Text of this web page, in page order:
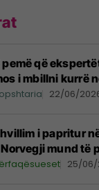
pemë që
i mbillni kurrë
22/06/
i papritur
Norvegji mund të
25/06/